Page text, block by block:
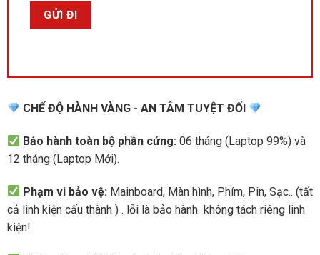
CHẾ ĐỘ HÀNH VÀNG - AN TÂM TUYỆT ĐỐI
Bảo hành toàn bộ phần cứng: 06 tháng (Laptop 99%) và
12 tháng (Laptop Mới).
Phạm vi bảo vệ: Mainboard, Màn hình, Phím, Pin, Sạc.. (tất
cả linh kiện cấu thành ) . lỗi là bảo hành không tách riêng linh
kiện!